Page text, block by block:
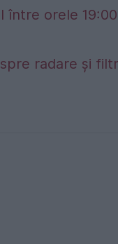
orele
radare și